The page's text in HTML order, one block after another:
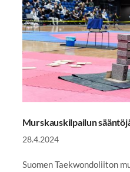
Murskauskilpailun
28.4.2024
Suomen Taekwondoliiton